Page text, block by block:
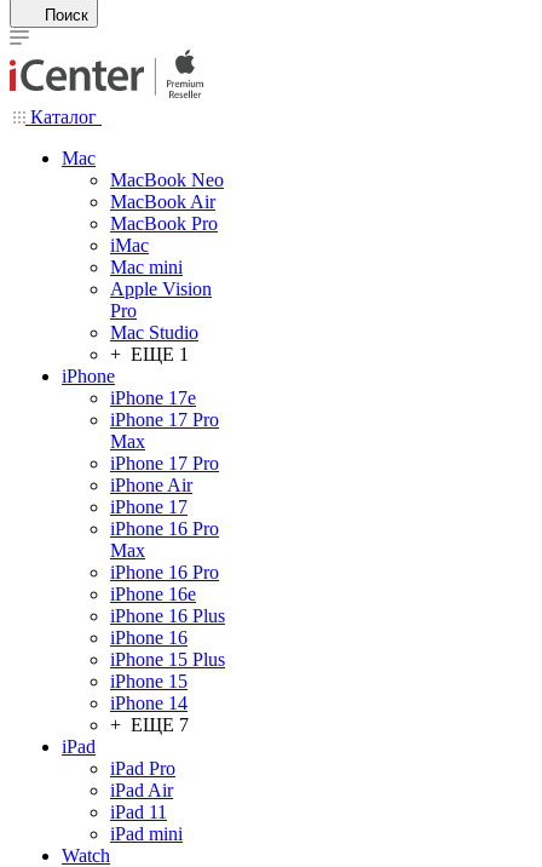
Поиск
Каталог
Mac
MacBook Neo
MacBook Air
MacBook Pro
iMac
Mac mini
Apple Vision
Pro
Mac Studio
+ ЕЩЕ 1
iPhone
iPhone 17e
iPhone 17 Pro
Max
iPhone 17 Pro
iPhone Air
iPhone 17
iPhone 16 Pro
Max
iPhone 16 Pro
iPhone 16e
iPhone 16 Plus
iPhone 16
iPhone 15 Plus
iPhone 15
iPhone 14
+ ЕЩЕ 7
iPad
iPad Pro
iPad Air
iPad 11
iPad mini
Watch